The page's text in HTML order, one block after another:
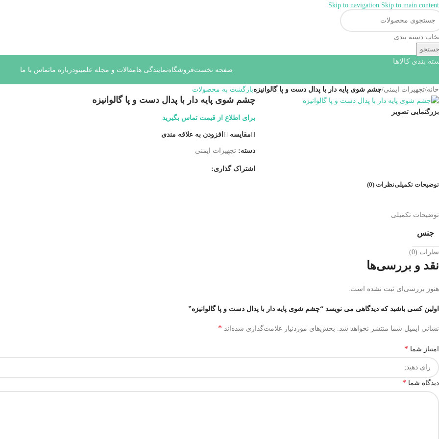
Skip to navigation Skip to main content
دسته بندی
بندی کالاها
صفحه نخستفروشگاهنمایندگی هامقالات و مجله علمینودرباره ماتماس با ما
خانه/تجهیزات ایمنی/چشم شوی پایه دار با پدال دست و پا گالوانیزهبازگشت به محصولات
بزرگنمایی تصویر
چشم شوی پایه دار با پدال دست و پا گالوانیزه
برای اطلاع از قیمت تماس بگیرید
مقایسه افزودن به علاقه مندی
دسته: تجهیزات ایمنی
اشتراک گذاری:
توضیحات تکمیلینظرات (0)
توضیحات تکمیلی
جنس
نظرات (0)
نقد و بررسی‌ها
هنوز بررسی‌ای ثبت نشده است.
اولین کسی باشید که دیدگاهی می نویسد “چشم شوی پایه دار با پدال دست و پا گالوانیزه”
نشانی ایمیل شما منتشر نخواهد شد. بخش‌های موردنیاز علامت‌گذاری شده‌اند *
امتیاز شما *
دیدگاه شما *